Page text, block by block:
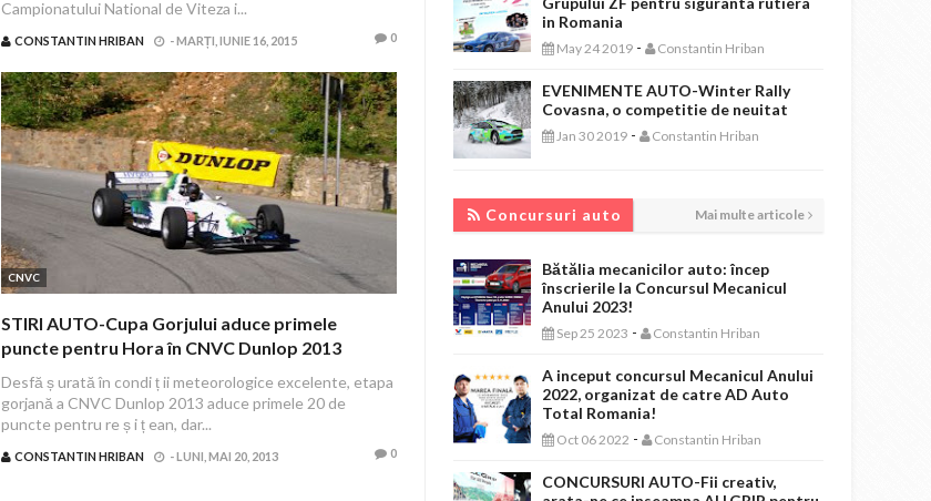
Campionatului National de Viteza i...
CONSTANTIN HRIBAN -MARȚI, IUNIE 16, 2015 0
CNVC
STIRI AUTO-Cupa Gorjului aduce primele
puncte pentru Hora în CNVC Dunlop 2013
Desfă ș urată în condi ț ii meteorologice excelente, etapa
gorjană a CNVC Dunlop 2013 aduce primele 20 de
puncte pentru re ș i ț ean, dar...
CONSTANTIN HRIBAN -LUNI, MAI 20, 2013 0
in Romania
May 24 2019 - Constantin Hriban
EVENIMENTE AUTO-Winter Rally
Covasna, o competitie de neuitat
Jan 30 2019 - Constantin Hriban
Concursuri auto Mai multe articole
Bătălia mecanicilor auto: încep
înscrierile la Concursul Mecanicul
Anului 2023!
Sep 25 2023 - Constantin Hriban
A inceput concursul Mecanicul Anului
2022, organizat de catre AD Auto
Total Romania!
Oct 06 2022 - Constantin Hriban
CONCURSURI AUTO-Fii creativ,